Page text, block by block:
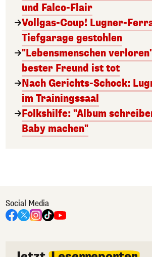
und Falco-Flair
Vollgas-Coup! Lugner-
Tiefgarage gestohlen
"Lebensmenschen
bester Freund ist tot
Nach Gerichts-Schock:
im Trainingssaal
Folkshilfe: "Album
Baby machen"
Social Media